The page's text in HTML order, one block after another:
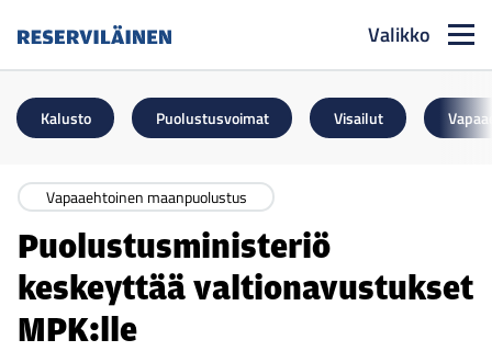
Valikko
Kalusto Puolustusvoimat Visailut
Vapaaehtoinen maanpuolustus
Puolustusministeriö
keskeyttää valtionavustukset
MPK:lle